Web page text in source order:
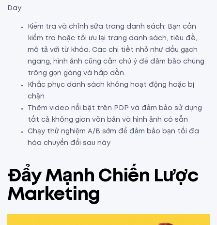
Day:
Kiểm tra và chỉnh sửa trang danh sách: Bạn cần
kiểm tra hoặc tối ưu lại trang danh sách, tiêu đề,
mô tả với từ khóa. Các chi tiết nhỏ như dấu gạch
ngang, hình ảnh cũng cần chú ý để đảm bảo chúng
trông gọn gàng và hấp dẫn.
Khắc phục danh sách không hoạt động hoặc bị
chặn
Thêm video nổi bật trên PDP và đảm bảo sử dụng
tất cả không gian văn bản và hình ảnh có sẵn
Chạy thử nghiệm A/B sớm để đảm bảo bạn tối đa
hóa chuyển đổi sau này
Đẩy Mạnh Chiến Lược
Marketing